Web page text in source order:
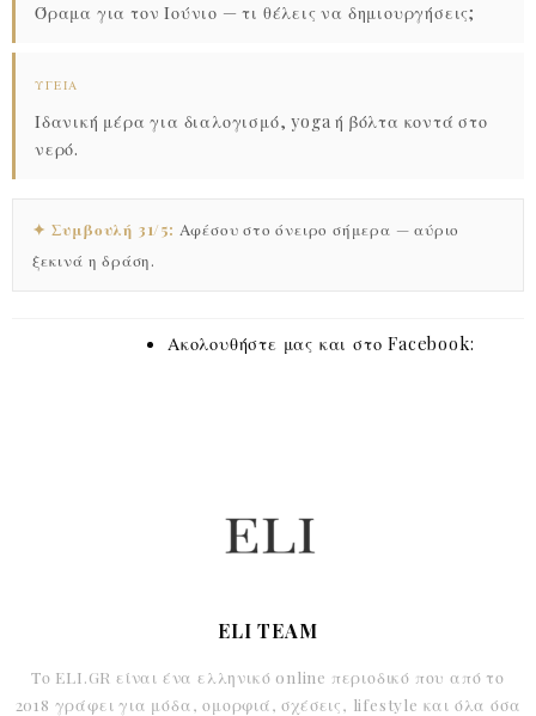
Όραμα για τον Ιούνιο — τι θέλεις να δημιουργήσεις;
ΥΓΕΊΑ
Ιδανική μέρα για διαλογισμό, yoga ή βόλτα κοντά στο
νερό.
✦ Συμβουλή 31/5: Αφέσου στο όνειρο σήμερα — αύριο
ξεκινά η δράση.
Ακολουθήστε μας και στο Facebook:
ELI TEAM
Το ELI.GR είναι ένα ελληνικό online περιοδικό που από το
2018 γράφει για μόδα, ομορφιά, σχέσεις, lifestyle και όλα όσα